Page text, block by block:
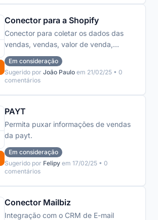
Conector para a Shopify
Conector para coletar os dados das
vendas, vendas, valor de venda,
faturamento registrados na Shopify
Em consideração
Sugerido por João Paulo em 21/02/25 • 0
comentários
PAYT
Permita puxar informações de vendas
da payt.
Em consideração
Sugerido por Felipy em 17/02/25 • 0
comentários
Conector Mailbiz
Integração com o CRM de E-mail